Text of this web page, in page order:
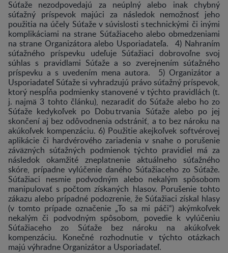
Súťaže nezodpovedajú za neúplný alebo inak chybný
súťažný príspevok majúci za následok nemožnosť jeho
použitia na účely Súťaže v súvislosti s technickými či inými
komplikáciami na strane Súťažiaceho alebo obmedzeniami
na strane Organizátora alebo Usporiadateľa. 4) Nahraním
súťažného príspevku udeľuje Súťažiaci dobrovoľne svoj
súhlas s pravidlami Súťaže a so zverejnením súťažného
príspevku a s uvedením mena autora. 5) Organizátor a
Usporiadateľ Súťaže si vyhradzujú právo súťažný príspevok,
ktorý nespĺňa podmienky stanovené v týchto pravidlách (t.
j. najmä 3 tohto článku), nezaradiť do Súťaže alebo ho zo
Súťaže kedykoľvek po Dobu trvania Súťaže alebo po jej
skončení aj bez odôvodnenia odstrániť, a to bez nároku na
akúkoľvek kompenzáciu. 6) Použitie akejkoľvek softvérovej
aplikácie či hardvérového zariadenia v snahe o porušenie
záväzných súťažných podmienok týchto pravidiel má za
následok okamžité zneplatnenie aktuálneho súťažného
skóre, prípadne vylúčenie daného Súťažiaceho zo Súťaže.
Súťažiaci nesmie podvodným alebo nekalým spôsobom
manipulovať s počtom získaných hlasov. Porušenie tohto
zákazu alebo prípadné podozrenie, že Súťažiaci získal hlasy
(v tomto prípade označenie „To sa mi páči“) akýmkoľvek
nekalým či podvodným spôsobom, povedie k vylúčeniu
Súťažiaceho zo Súťaže bez nároku na akúkoľvek
kompenzáciu. Konečné rozhodnutie v týchto otázkach
majú výhradne Organizátor a Usporiadateľ.